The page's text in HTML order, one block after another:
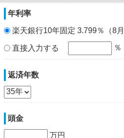
年利率
楽天銀行10年固定 3.799％（8月
直接入力する ％
返済年数
頭金
万円